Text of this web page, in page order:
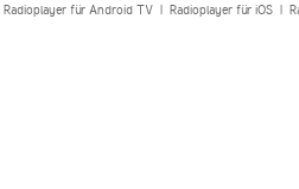
Radioplayer für Android TV| Radioplayer für iOS|